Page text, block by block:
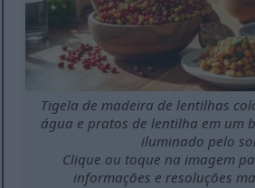
Tigela de madeira de lentilhas
água e pratos de lentilha em um
iluminado pelo
Clique ou toque na imagem
informações e resoluções